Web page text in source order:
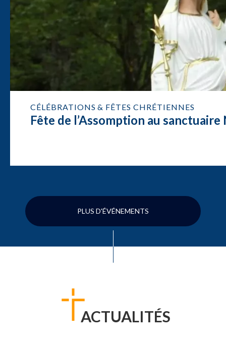
CÉLÉBRATIONS & FÊTES CHRÉTIENNES
Fête de l’Assomption au
PLUS D'ÉVÉNEMENTS
ACTUALITÉS